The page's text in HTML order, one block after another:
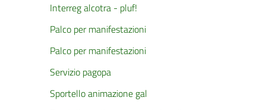
Interreg alcotra - pluf!
Palco per manifestazioni
Palco per manifestazioni
Servizio pagopa
Sportello animazione gal